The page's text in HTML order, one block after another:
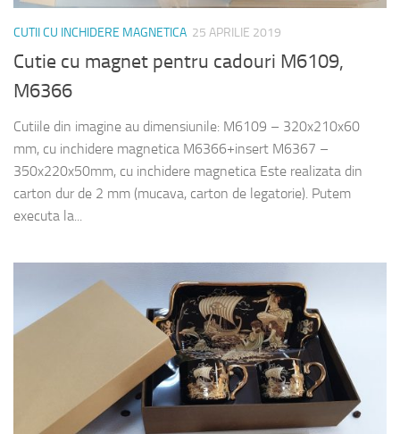
CUTII CU INCHIDERE MAGNETICA 25 APRILIE 2019
Cutie cu magnet pentru cadouri M6109,
M6366
Cutiile din imagine au dimensiunile: M6109 – 320x210x60
mm, cu inchidere magnetica M6366+insert M6367 –
350x220x50mm, cu inchidere magnetica Este realizata din
carton dur de 2 mm (mucava, carton de legatorie). Putem
executa la...